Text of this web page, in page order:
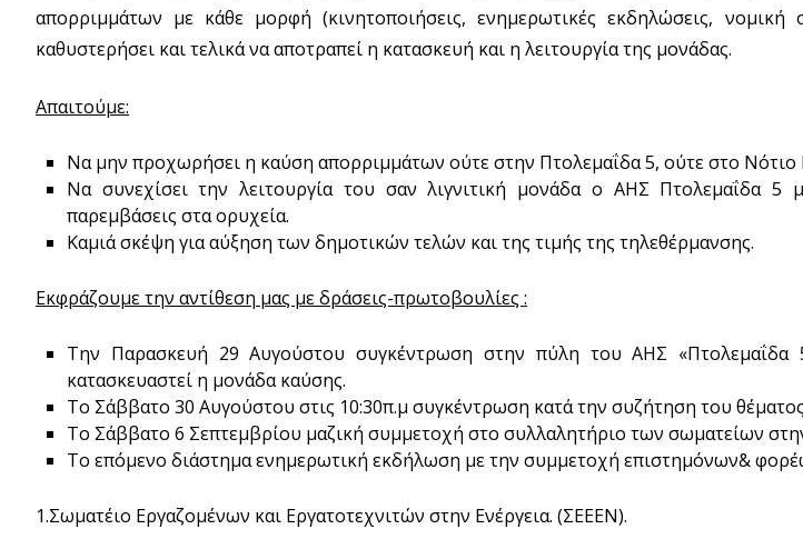
απορριμμάτων με κάθε μορφή (κινητοποιήσεις, ενημερωτικές εκδηλώσεις,
καθυστερήσει και τελικά να αποτραπεί η κατασκευή και η λειτουργία της μονάδας.
Απαιτούμε:
Να μην προχωρήσει η καύση απορριμμάτων ούτε στην Πτολεμαΐδα 5, ούτε στο Νότιο
Να συνεχίσει την λειτουργία του σαν λιγνιτική μονάδα ο ΑΗΣ Πτολεμαΐδα 5
παρεμβάσεις στα ορυχεία.
Καμιά σκέψη για αύξηση των δημοτικών τελών και της τιμής της τηλεθέρμανσης.
Εκφράζουμε την αντίθεση μας με δράσεις-πρωτοβουλίες :
Την Παρασκευή 29 Αυγούστου συγκέντρωση στην πύλη του ΑΗΣ
κατασκευαστεί η μονάδα καύσης.
Το Σάββατο 30 Αυγούστου στις 10:30π.μ συγκέντρωση κατά την συζήτηση του
Το Σάββατο 6 Σεπτεμβρίου μαζική συμμετοχή στο συλλαλητήριο των σωματείων
Το επόμενο διάστημα ενημερωτική εκδήλωση με την συμμετοχή επιστημόνων&
1.Σωματέιο Εργαζομένων και Εργατοτεχνιτών στην Ενέργεια. (ΣΕΕΕΝ).